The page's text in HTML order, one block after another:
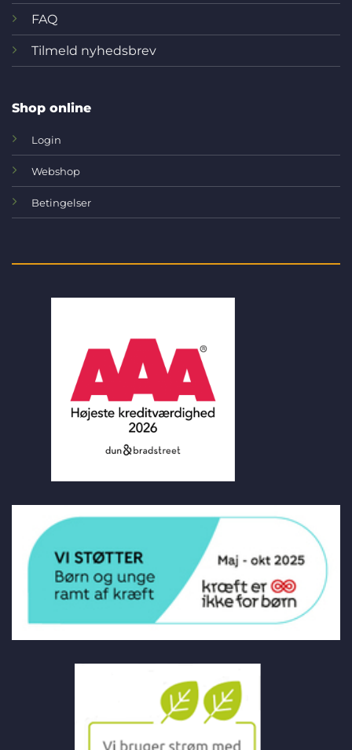
FAQ
Tilmeld nyhedsbrev
Shop online
Login
Webshop
Betingelser